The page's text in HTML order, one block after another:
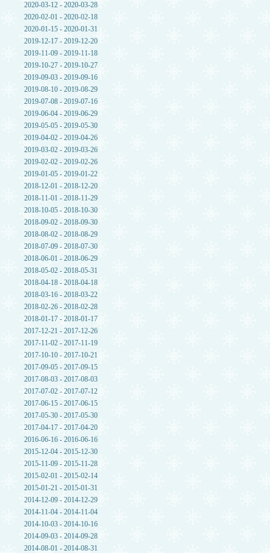
2020-03-12 - 2020-03-28
2020-02-01 - 2020-02-18
2020-01-15 - 2020-01-31
2019-12-17 - 2019-12-20
2019-11-09 - 2019-11-18
2019-10-27 - 2019-10-27
2019-09-03 - 2019-09-16
2019-08-10 - 2019-08-29
2019-07-08 - 2019-07-16
2019-06-04 - 2019-06-29
2019-05-05 - 2019-05-30
2019-04-02 - 2019-04-26
2019-03-02 - 2019-03-26
2019-02-02 - 2019-02-26
2019-01-05 - 2019-01-22
2018-12-01 - 2018-12-20
2018-11-01 - 2018-11-29
2018-10-05 - 2018-10-30
2018-09-02 - 2018-09-30
2018-08-02 - 2018-08-29
2018-07-09 - 2018-07-30
2018-06-01 - 2018-06-29
2018-05-02 - 2018-05-31
2018-04-18 - 2018-04-18
2018-03-16 - 2018-03-22
2018-02-26 - 2018-02-28
2018-01-17 - 2018-01-17
2017-12-21 - 2017-12-26
2017-11-02 - 2017-11-19
2017-10-10 - 2017-10-21
2017-09-05 - 2017-09-15
2017-08-03 - 2017-08-03
2017-07-02 - 2017-07-12
2017-06-15 - 2017-06-15
2017-05-30 - 2017-05-30
2017-04-17 - 2017-04-20
2016-06-16 - 2016-06-16
2015-12-04 - 2015-12-30
2015-11-09 - 2015-11-28
2015-02-01 - 2015-02-14
2015-01-21 - 2015-01-31
2014-12-09 - 2014-12-29
2014-11-04 - 2014-11-04
2014-10-03 - 2014-10-16
2014-09-03 - 2014-09-28
2014-08-01 - 2014-08-31